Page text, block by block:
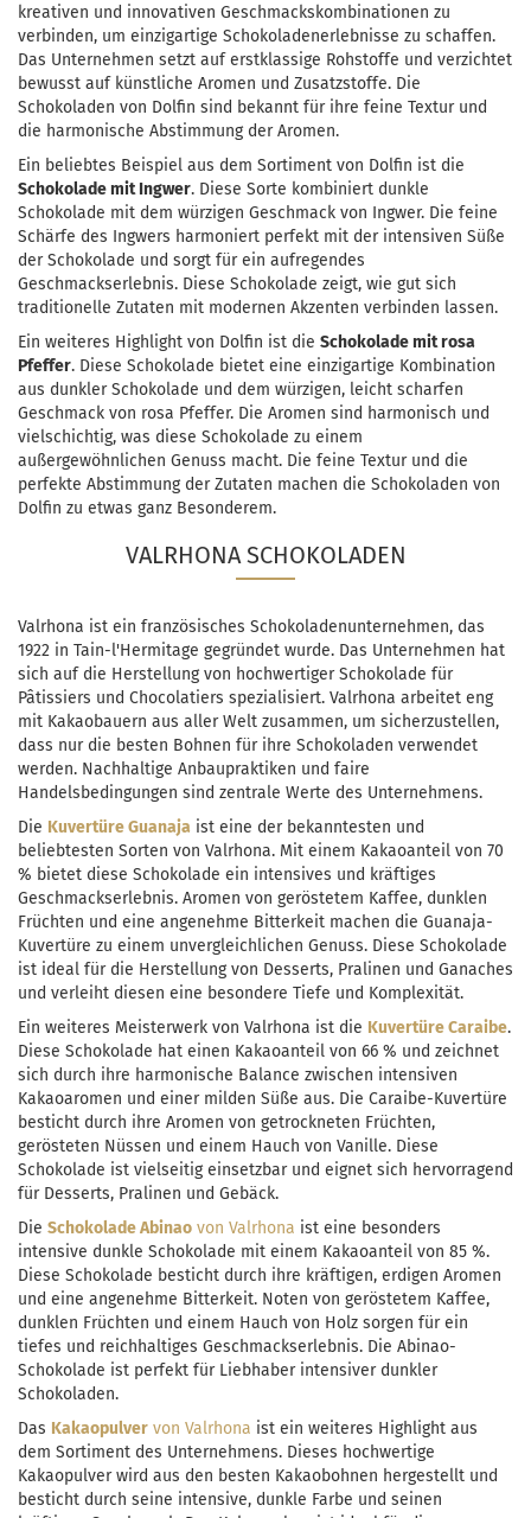
kreativen und innovativen Geschmackskombinationen zu
verbinden, um einzigartige Schokoladenerlebnisse zu schaffen.
Das Unternehmen setzt auf erstklassige Rohstoffe und verzichtet
bewusst auf künstliche Aromen und Zusatzstoffe. Die
Schokoladen von Dolfin sind bekannt für ihre feine Textur und
die harmonische Abstimmung der Aromen.
Ein beliebtes Beispiel aus dem Sortiment von Dolfin ist die
Schokolade mit Ingwer. Diese Sorte kombiniert dunkle
Schokolade mit dem würzigen Geschmack von Ingwer. Die feine
Schärfe des Ingwers harmoniert perfekt mit der intensiven Süße
der Schokolade und sorgt für ein aufregendes
Geschmackserlebnis. Diese Schokolade zeigt, wie gut sich
traditionelle Zutaten mit modernen Akzenten verbinden lassen.
Ein weiteres Highlight von Dolfin ist die Schokolade mit rosa
Pfeffer. Diese Schokolade bietet eine einzigartige Kombination
aus dunkler Schokolade und dem würzigen, leicht scharfen
Geschmack von rosa Pfeffer. Die Aromen sind harmonisch und
vielschichtig, was diese Schokolade zu einem
außergewöhnlichen Genuss macht. Die feine Textur und die
perfekte Abstimmung der Zutaten machen die Schokoladen von
Dolfin zu etwas ganz Besonderem.
VALRHONA SCHOKOLADEN
Valrhona ist ein französisches Schokoladenunternehmen, das
1922 in Tain-l'Hermitage gegründet wurde. Das Unternehmen hat
sich auf die Herstellung von hochwertiger Schokolade für
Pâtissiers und Chocolatiers spezialisiert. Valrhona arbeitet eng
mit Kakaobauern aus aller Welt zusammen, um sicherzustellen,
dass nur die besten Bohnen für ihre Schokoladen verwendet
werden. Nachhaltige Anbaupraktiken und faire
Handelsbedingungen sind zentrale Werte des Unternehmens.
Die Kuvertüre Guanaja ist eine der bekanntesten und
beliebtesten Sorten von Valrhona. Mit einem Kakaoanteil von 70
% bietet diese Schokolade ein intensives und kräftiges
Geschmackserlebnis. Aromen von geröstetem Kaffee, dunklen
Früchten und eine angenehme Bitterkeit machen die Guanaja-
Kuvertüre zu einem unvergleichlichen Genuss. Diese Schokolade
ist ideal für die Herstellung von Desserts, Pralinen und Ganaches
und verleiht diesen eine besondere Tiefe und Komplexität.
Ein weiteres Meisterwerk von Valrhona ist die Kuvertüre Caraibe.
Diese Schokolade hat einen Kakaoanteil von 66 % und zeichnet
sich durch ihre harmonische Balance zwischen intensiven
Kakaoaromen und einer milden Süße aus. Die Caraibe-Kuvertüre
besticht durch ihre Aromen von getrockneten Früchten,
gerösteten Nüssen und einem Hauch von Vanille. Diese
Schokolade ist vielseitig einsetzbar und eignet sich hervorragend
für Desserts, Pralinen und Gebäck.
Die Schokolade Abinao von Valrhona ist eine besonders
intensive dunkle Schokolade mit einem Kakaoanteil von 85 %.
Diese Schokolade besticht durch ihre kräftigen, erdigen Aromen
und eine angenehme Bitterkeit. Noten von geröstetem Kaffee,
dunklen Früchten und einem Hauch von Holz sorgen für ein
tiefes und reichhaltiges Geschmackserlebnis. Die Abinao-
Schokolade ist perfekt für Liebhaber intensiver dunkler
Schokoladen.
Das Kakaopulver von Valrhona ist ein weiteres Highlight aus
dem Sortiment des Unternehmens. Dieses hochwertige
Kakaopulver wird aus den besten Kakaobohnen hergestellt und
besticht durch seine intensive, dunkle Farbe und seinen